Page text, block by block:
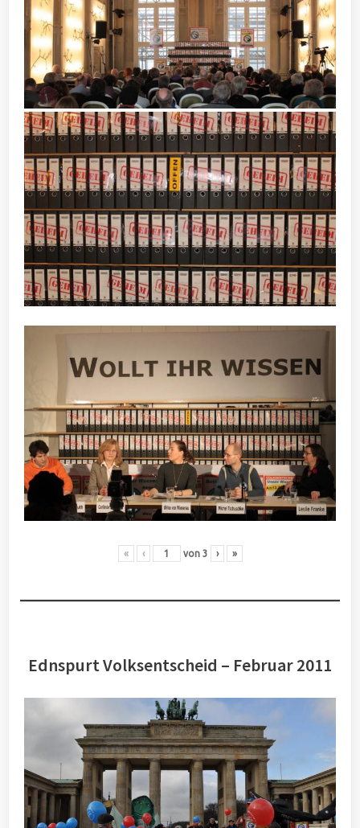
« ‹ von 3 › »
Ednspurt Volksentscheid – Februar 2011